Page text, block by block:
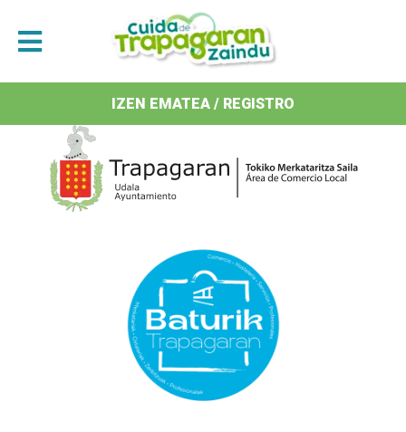
Antolatzaileak / Organizan
IZEN EMATEA / REGISTRO